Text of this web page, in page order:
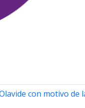
con motivo de